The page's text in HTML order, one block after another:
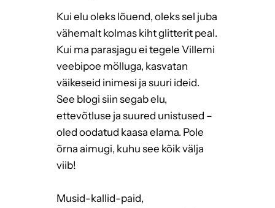
Kui elu oleks lõuend, oleks sel juba
vähemalt kolmas kiht glitterit peal.
Kui ma parasjagu ei tegele Villemi
veebipoe mölluga, kasvatan
väikeseid inimesi ja suuri ideid.
See blogi siin segab elu,
ettevõtluse ja suured unistused –
oled oodatud kaasa elama. Pole
õrna aimugi, kuhu see kõik välja
viib!
Musid-kallid-paid,